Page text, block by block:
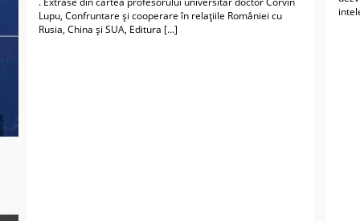
Lupu, Confruntare și cooperare în relațiile României cu
Rusia, China și SUA, Editura […]